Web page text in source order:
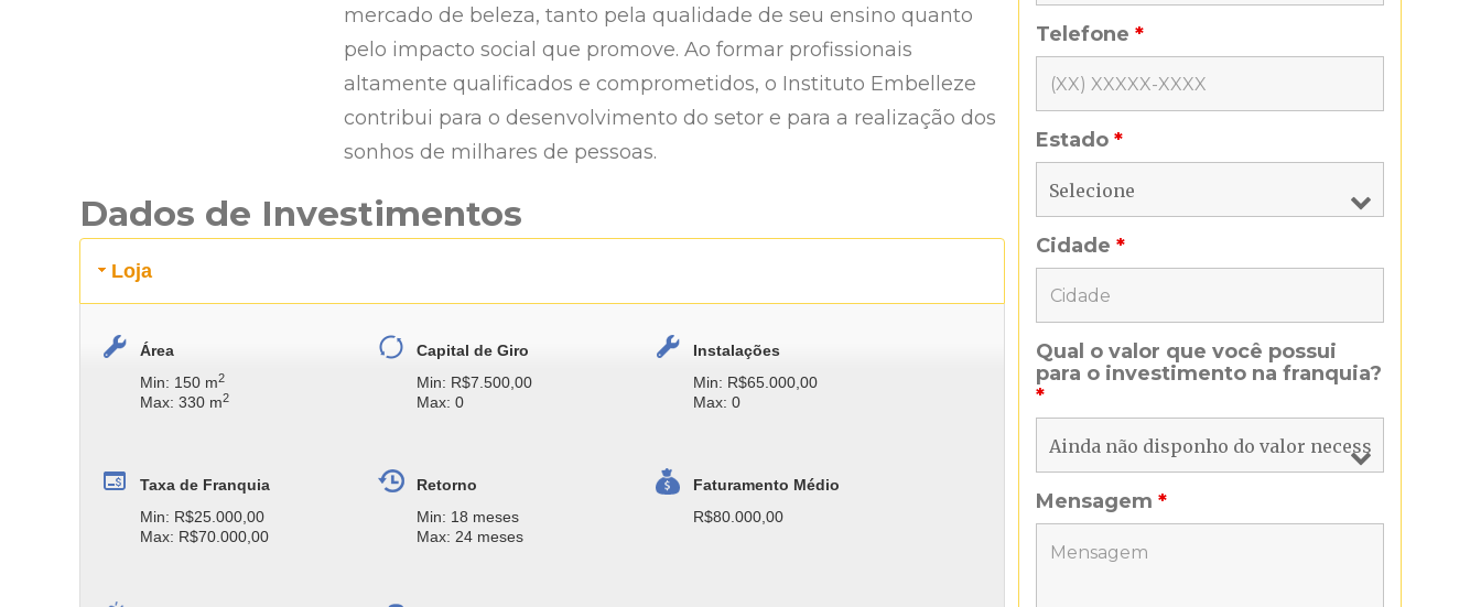
mercado de beleza, tanto pela qualidade de seu ensino quanto
pelo impacto social que promove. Ao formar profissionais
altamente qualificados e comprometidos, o Instituto Embelleze
contribui para o desenvolvimento do setor e para a realização dos
sonhos de milhares de pessoas.
Dados de Investimentos
Loja
Área
Min: 150 m2
Max: 330 m2
Capital de Giro
Min: R$7.500,00
Max: 0
Instalações
Min: R$65.000,00
Max: 0
Taxa de Franquia
Min: R$25.000,00
Max: R$70.000,00
Retorno
Min: 18 meses
Max: 24 meses
Faturamento Médio
R$80.000,00
Telefone *
Estado *
Cidade *
Qual o valor que você possui
para o investimento na franquia?
*
Mensagem *